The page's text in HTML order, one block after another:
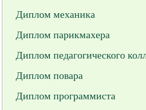
Диплом механика
Диплом парикмахера
Диплом педагогического
Диплом повара
Диплом программиста